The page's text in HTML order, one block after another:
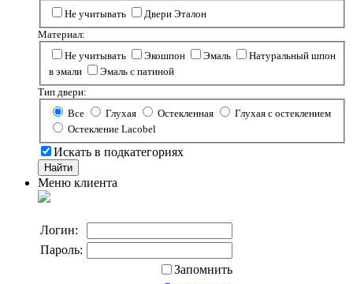
Не учитывать
Двери Эталон
Материал:
Не учитывать
Экошпон Эмаль
Натуральный шпон
в эмали
Эмаль с патиной
Тип двери:
Все
Глухая Остекленная
Глухая с остеклением
Остекление Lacobel
Искать в подкатегориях
Меню клиента
Логин:
Пароль:
Запомнить